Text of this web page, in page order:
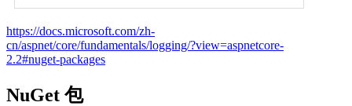
https://docs.microsoft.com/zh-
cn/aspnet/core/fundamentals/logging/?view=aspnetcore-
2.2#nuget-packages
NuGet 包